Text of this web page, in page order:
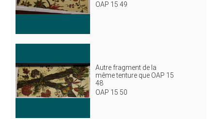
OAP 15 49
Autre fragment de la
même tenture que OAP 15
48
OAP 15 50